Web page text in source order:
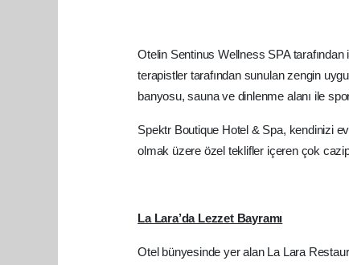
Otelin Sentinus Wellness SPA
terapistler tarafından sunulan zengin
banyosu, sauna ve dinlenme alanı ile
Spektr Boutique Hotel & Spa, kendinizi
olmak üzere özel teklifler içeren çok
La Lara’da Lezzet Bayramı
Otel bünyesinde yer alan La Lara